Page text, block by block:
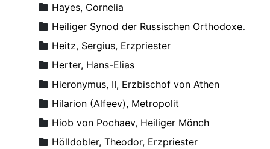
Hayes, Cornelia
Heiliger Synod der Russischen Orthodoxen Kirche
Heitz, Sergius, Erzpriester
Herter, Hans-Elias
Hieronymus, II, Erzbischof von Athen
Hilarion (Alfeev), Metropolit
Hiob von Pochaev, Heiliger Mönch
Hölldobler, Theodor, Erzpriester